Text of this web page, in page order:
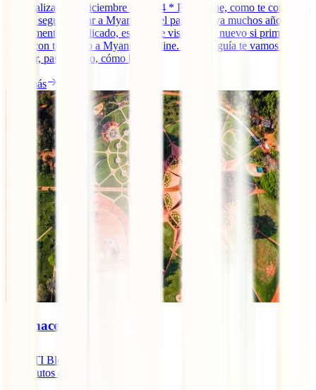
* Actualizando a diciembre de 2024 * Pese a que, como te contamos
en ¿Es seguro viajar a Myanmar?, el país lleva ya muchos años en
un momento complicado, es posible visitarlo de nuevo si primero te
haces con tu visado a Myanmar online. En esta guía te vamos a
mostrar, paso a paso, cómo [...]
Leer más
Qué hacer en Auroville
IATI Blog
minutos de lectura